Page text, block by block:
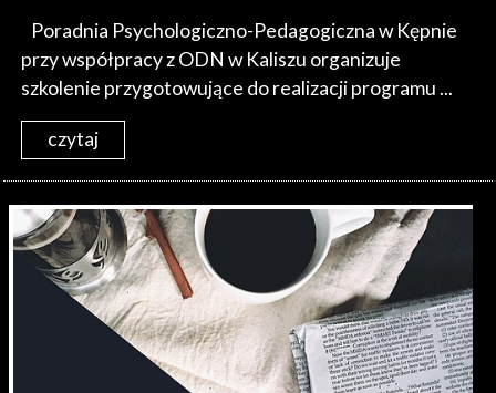
Poradnia Psychologiczno-Pedagogiczna w Kępnie
przy współpracy z ODN w Kaliszu organizuje
szkolenie przygotowujące do realizacji programu ...
czytaj